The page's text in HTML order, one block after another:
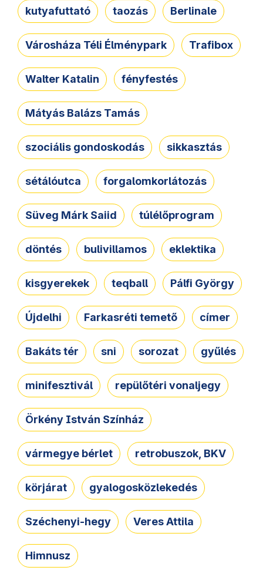
kutyafuttató taozás Berlinale
Városháza Téli Élménypark Trafibox
Walter Katalin fényfestés
Mátyás Balázs Tamás
szociális gondoskodás sikkasztás
sétálóutca forgalomkorlátozás
Süveg Márk Saiid túlélőprogram
döntés bulivillamos eklektika
kisgyerekek teqball Pálfi György
Újdelhi Farkasréti temető címer
Bakáts tér sni sorozat gyűlés
minifesztivál repülőtéri vonaljegy
Örkény István Színház
vármegye bérlet retrobuszok, BKV
körjárat gyalogosközlekedés
Széchenyi-hegy Veres Attila
Himnusz